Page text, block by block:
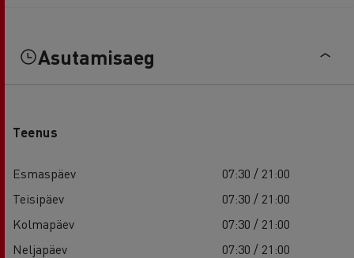
Asutamisaeg
Teenus
Esmaspäev
07:30 / 21:00
Teisipäev
07:30 / 21:00
Kolmapäev
07:30 / 21:00
Neljapäev
07:30 / 21:00